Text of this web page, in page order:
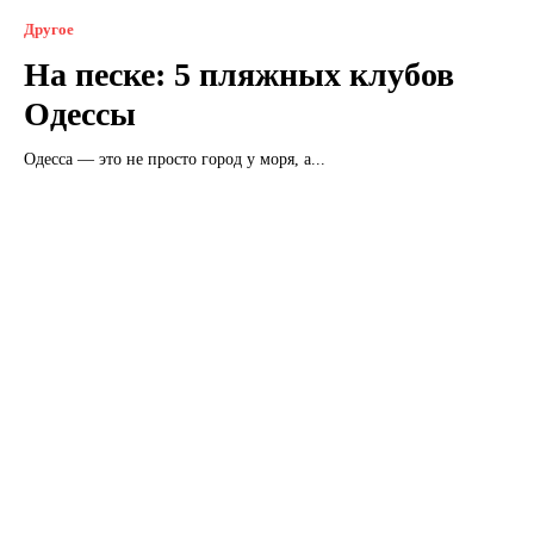
Другое
На песке: 5 пляжных клубов
Одессы
Одесса — это не просто город у моря, а...